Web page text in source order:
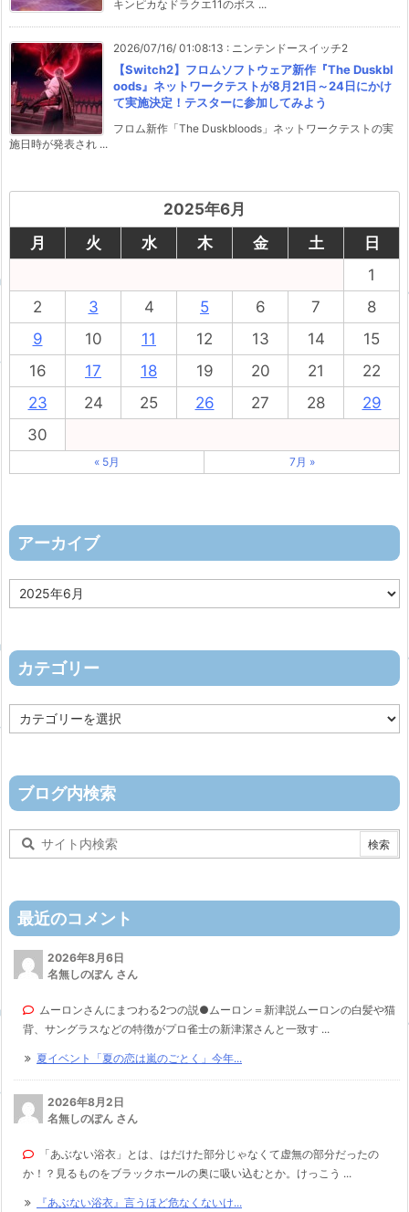
キンピカなドラクエ11のボス ...
2026/07/16/ 01:08:13 : ニンテンドースイッチ2
【Switch2】フロムソフトウェア新作『The Duskbl
oods』ネットワークテストが8月21日～24日にかけ
て実施決定！テスターに参加してみよう
フロム新作「The Duskbloods」ネットワークテストの実
施日時が発表され ...
2025年6月
月
火 水 木 金 土
日
1
2
3 4 5 6 7
8
9
10 11 12 13 14
15
16
17 18 19 20 21
22
23
24 25 26 27 28
29
30
« 5月 7月 »
アーカイブ
ア
ー
ブ
カテゴリー
テ
ー
ブログ内検索
最近のコメント
2026年8月6日
名無しのぽん さん
ムーロンさんにまつわる2つの説●ムーロン＝新津説ムーロンの白髪や猫
背、サングラスなどの特徴がプロ雀士の新津潔さんと一致す ...
夏イベント「夏の恋は嵐のごとく」今年...
2026年8月2日
名無しのぽん さん
「あぶない浴衣」とは、はだけた部分じゃなくて虚無の部分だったの
か！？見るものをブラックホールの奥に吸い込むとか。けっこう ...
『あぶない浴衣』言うほど危なくないけ...